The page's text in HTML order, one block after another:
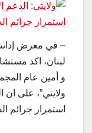
– في معرض
لبنان، اكد
و أمين عام
ولايتي”، على ان
استمرار جرائم